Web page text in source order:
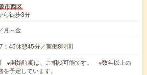
市西区
ら徒歩3分
月～金
：45休憩45分／実働8時間
※開始時期は、ご相談可能です。 ※数年以上の
を予定しています。